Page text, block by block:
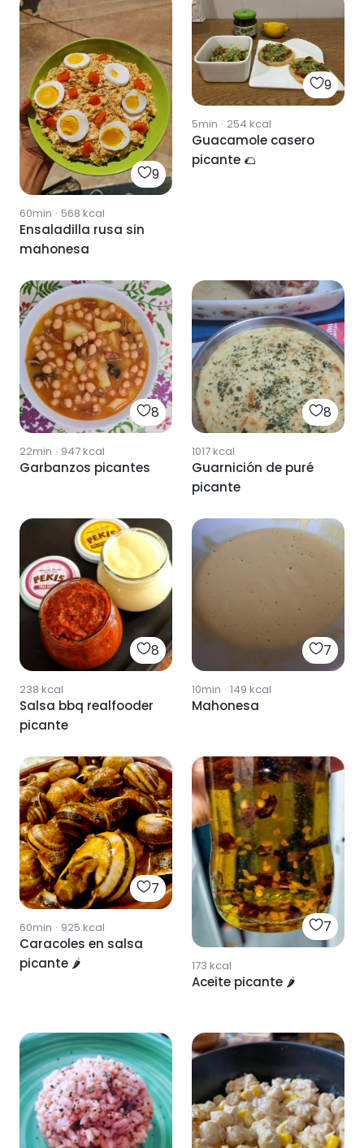
9
60min · 568 kcal
Ensaladilla rusa sin
mahonesa
9
5min · 254 kcal
Guacamole casero
picante 🌮
8
22min · 947kcal
Garbanzos picantes
8
1017kcal
Guarnición de puré
picante
8
238 kcal
Salsa bbq realfooder
picante
7
10min · 149 kcal
Mahonesa
7
60min · 925 kcal
Caracoles en salsa
picante 🌶
7
173 kcal
Aceite picante 🌶